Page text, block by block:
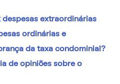
despesas extraordinárias
ordinárias e
da taxa condominial?
de opiniões sobre o